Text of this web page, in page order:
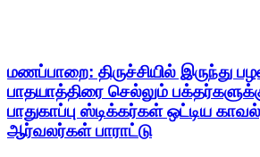
மணப்பாறை: திருச்சியில் இருந்து
பாதயாத்திரை செல்லும்
பாதுகாப்பு ஸ்டிக்கர்கள் ஒட்டிய
ஆர்வலர்கள் பாராட்டு